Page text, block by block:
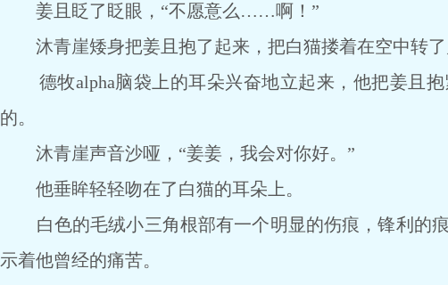
姜且眨了眨眼，“不愿意么……啊！”
沐青崖矮身把姜且抱了起来，把白猫搂着在空中转了
德牧alpha脑袋上的耳朵兴奋地立起来，他把姜且抱
的。
沐青崖声音沙哑，“姜姜，我会对你好。”
他垂眸轻轻吻在了白猫的耳朵上。
白色的毛绒小三角根部有一个明显的伤痕，锋利的
示着他曾经的痛苦。